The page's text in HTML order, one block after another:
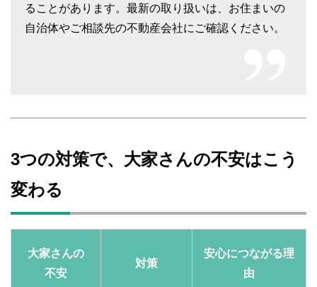
ることがあります。最新の取り扱いは、お住まいの
自治体やご相談先の不動産会社にご確認ください。
3つの対策で、大家さんの不安はこう
変わる
大家さんの
不安
対策
安心につながる理
由